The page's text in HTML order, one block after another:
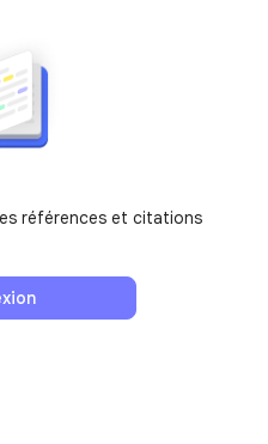
références et citations